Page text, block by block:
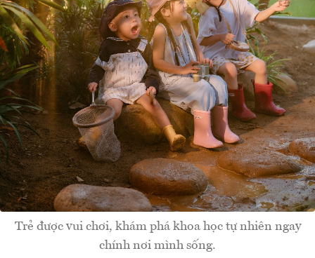
Trẻ được vui chơi, khám phá khoa học tự nhiên ngay
chính nơi mình sống.